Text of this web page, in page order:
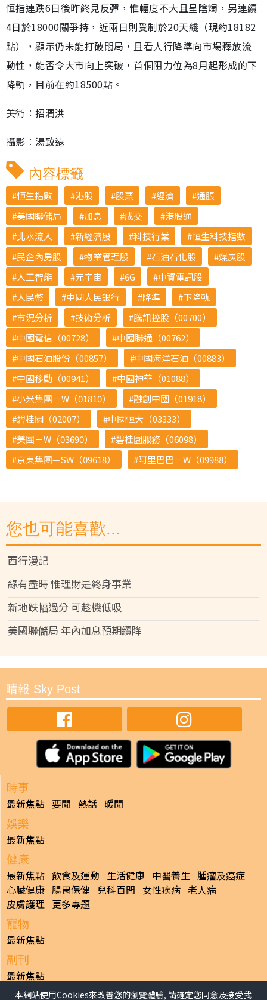
恒指連跌6日後昨終見反彈，惟幅度不大且呈陰燭，另連續
4日於18000關爭持，近兩日則受制於20天綫（現約18182
點），顯示仍未能打破悶局，且看人行降準向市場釋放流
動性，能否令大市向上突破，首個阻力位為8月起形成的下
降軌，目前在約18500點。
美術︰招潤洪
攝影︰湯致遠
內容標籤
恒生指數 港股 股票 經濟
通脹
美國聯儲局
加息 成交
港股通
北水流入
新經濟股 科技行業
恒生科技指數
民企內房股
物業管理股 石油石化股
煤炭股
人工智能
元宇宙 6G
中資電訊股
人民幣
中國人民銀行 降準
下降軌
市況分析
技術分析
騰訊控股（00700）
中國電信（00728）
中國聯通（00762）
中國石油股份（00857）
中國海洋石油（00883）
中國移動（00941）
中國神華（01088）
小米集團－W（01810）
融創中國（01918）
碧桂園（02007）
中國恒大（03333）
美團－W（03690）
碧桂園服務（06098）
京東集團—SW（09618）
阿里巴巴－W（09988）
您也可能喜歡...
西行漫記
緣有盡時 惟理財是終身事業
新地跌幅過分 可趁機低吸
美國聯儲局 年內加息預期續降
晴報 Sky Post
時事
最新焦點 要聞 熱話 暖聞
娛樂
最新焦點
健康
最新焦點 飲食及運動 生活健康 中醫養生 腫瘤及癌症
心臟健康 腸胃保健 兒科百問 女性疾病 老人病
皮膚護理 更多專題
寵物
最新焦點
副刊
最新焦點
日報
本網站使用Cookies來改善您的瀏覽體驗, 請確定您同意及接受我